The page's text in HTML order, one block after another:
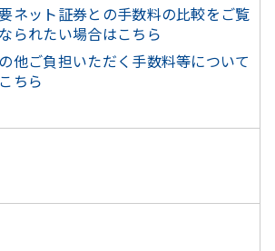
ネット証券との手数料の比較をご覧
られたい場合はこちら
他ご負担いただく手数料等について
ちら